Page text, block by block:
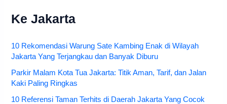
Ke Jakarta
10 Rekomendasi Warung Sate Kambing Enak di Wilayah
Jakarta Yang Terjangkau dan Banyak Diburu
Parkir Malam Kota Tua Jakarta: Titik Aman, Tarif, dan Jalan
Kaki Paling Ringkas
10 Referensi Taman Terhits di Daerah Jakarta Yang Cocok